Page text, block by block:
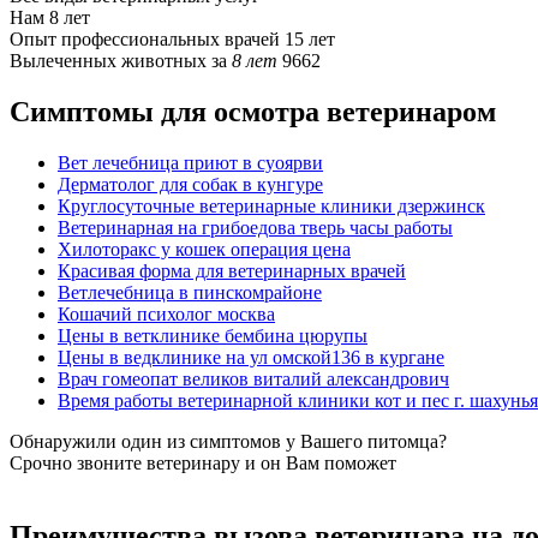
Нам 8 лет
Опыт профессиональных врачей 15 лет
Вылеченных животных за 8 лет 9662
Симптомы для осмотра ветеринаром
Вет лечебница приют в суоярви
Дерматолог для собак в кунгуре
Круглосуточные ветеринарные клиники дзержинск
Ветеринарная на грибоедова тверь часы работы
Хилоторакс у кошек операция цена
Красивая форма для ветеринарных врачей
Ветлечебница в пинскомрайоне
Кошачий психолог москва
Цены в ветклинике бембина цюрупы
Цены в ведклинике на ул омской136 в кургане
Врач гомеопат великов виталий александрович
Время работы ветеринарной клиники кот и пес г. шахунья
Обнаружили один из симптомов у Вашего питомца?
Срочно звоните ветеринару и он Вам поможет